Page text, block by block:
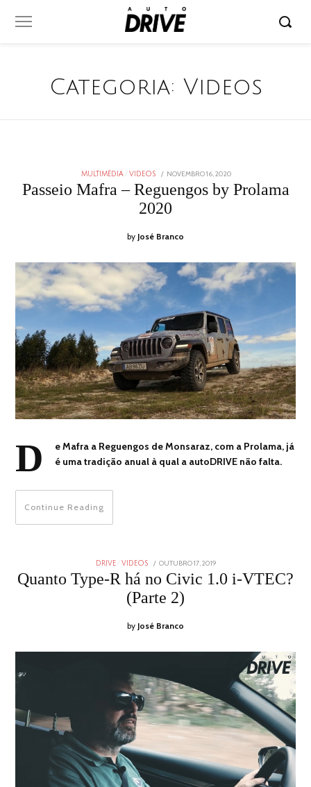
Categoria: Videos
MULTIMÉDIA VIDEOS
POSTED
NOVEMBRO 16, 2020
Passeio Mafra – Reguengos by Prolama
2020
by José Branco
D
e Mafra a Reguengos de Monsaraz, com a Prolama, já
é uma tradição anual à qual a autoDRIVE não falta.
Continue Reading
DRIVE VIDEOS
POSTED
OUTUBRO 17, 2019
Quanto Type-R há no Civic 1.0 i-VTEC?
(Parte 2)
by José Branco